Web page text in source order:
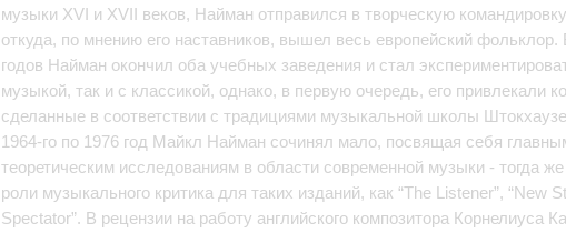
музыки XVI и XVII веков, Найман отправился в творческую
откуда, по мнению его наставников, вышел весь европейский фольклор.
годов Найман окончил оба учебных заведения и стал
музыкой, так и с классикой, однако, в первую очередь, его привлекали
сделанные в соответствии с традициями музыкальной школы
1964-го по 1976 год Майкл Найман сочинял мало, посвящая себя
теоретическим исследованиям в области современной музыки - тогда
роли музыкального критика для таких изданий, как “The Listener”, “New
Spectator”. В рецензии на работу английского композитора Корнелиуса